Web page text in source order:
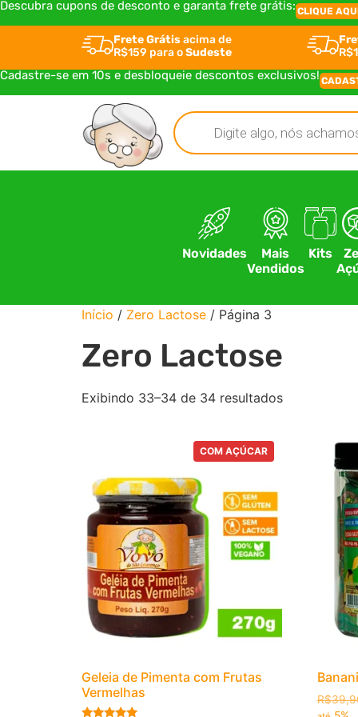
Descubra cupons de desconto e garanta frete grátis: CLIQUE
Frete Grátisacima de
R$159 para oSudeste
Cadastre-se em 10s e desbloqueie descontos exclusivos!
Novidades
Mais
Vendidos
Kits
Início / Zero Lactose / Página 3
Zero Lactose
Exibindo 33–34 de 34 resultados
COM AÇÚCAR
Geleia de Pimenta com Frutas
Vermelhas
R$